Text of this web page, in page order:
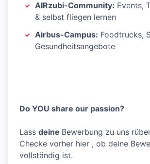
AIRzubi-Community: Events,
& selbst fliegen lernen
Airbus-Campus: Foodtrucks,
Gesundheitsangebote
Do YOU share our passion?
Lass deine Bewerbung zu uns
Checke vorher hier , ob deine
vollständig ist.